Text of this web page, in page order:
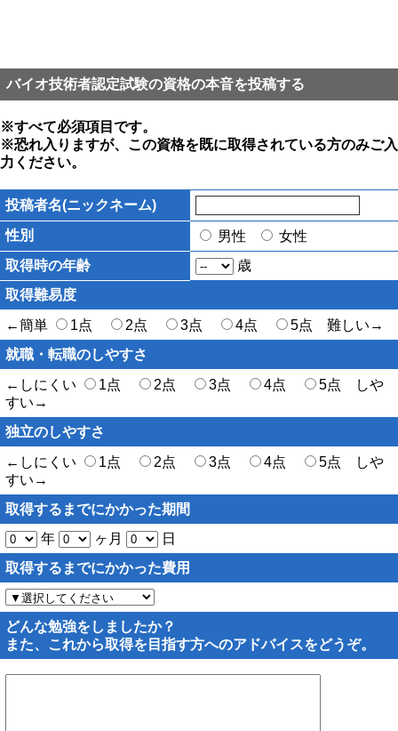
バイオ技術者認定試験の資格の本音を投稿する
※すべて必須項目です。
※恐れ入りますが、この資格を既に取得されている方のみご入
力ください。
投稿者名(ニックネーム)
性別
男性
女性
取得時の年齢
歳
取得難易度
←簡単
1点 2点 3点 4点
5点 難しい→
就職・転職のしやすさ
←しにくい
1点 2点 3点 4点
5点 しや
すい→
独立のしやすさ
←しにくい
1点 2点 3点 4点
5点 しや
すい→
取得するまでにかかった期間
年
ヶ月
日
取得するまでにかかった費用
どんな勉強をしましたか？
また、これから取得を目指す方へのアドバイスをどうぞ。